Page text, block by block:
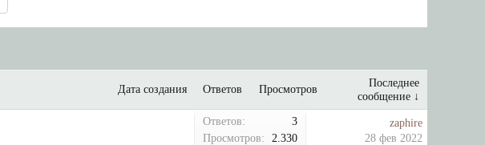
Дата создания Ответов Просмотров
Последнее
сообщение ↓
Ответов:
3
Просмотров:
2.330
zaphire
28 фев 2022